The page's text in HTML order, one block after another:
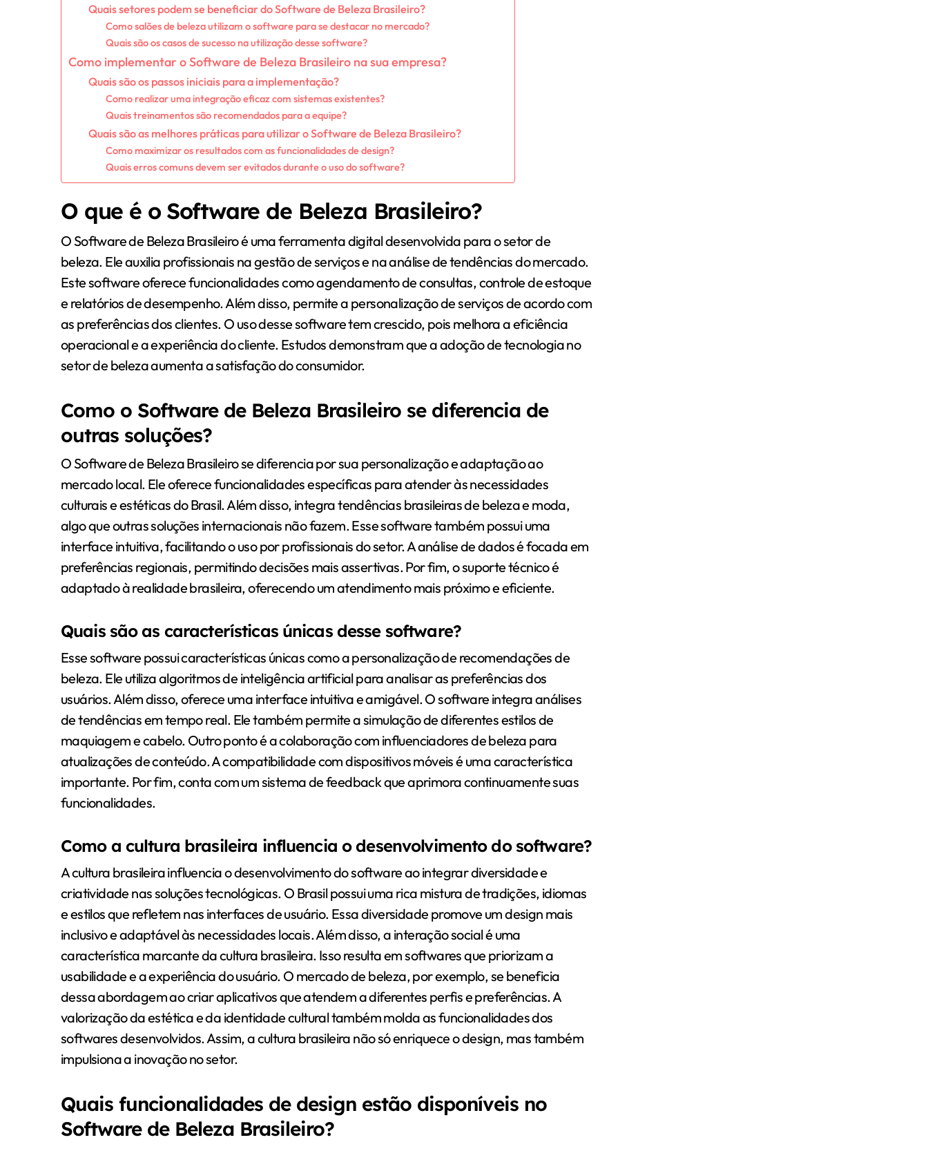
Quais setores podem se beneficiar do Software de Beleza Brasileiro?
Como salões de beleza utilizam o software para se destacar no mercado?
Quais são os casos de sucesso na utilização desse software?
Como implementar o Software de Beleza Brasileiro na sua empresa?
Quais são os passos iniciais para a implementação?
Como realizar uma integração eficaz com sistemas existentes?
Quais treinamentos são recomendados para a equipe?
Quais são as melhores práticas para utilizar o Software de Beleza Brasileiro?
Como maximizar os resultados com as funcionalidades de design?
Quais erros comuns devem ser evitados durante o uso do software?
O que é o Software de Beleza Brasileiro?
O Software de Beleza Brasileiro é uma ferramenta digital desenvolvida para o setor de
beleza. Ele auxilia profissionais na gestão de serviços e na análise de tendências do mercado.
Este software oferece funcionalidades como agendamento de consultas, controle de estoque
e relatórios de desempenho. Além disso, permite a personalização de serviços de acordo com
as preferências dos clientes. O uso desse software tem crescido, pois melhora a eficiência
operacional e a experiência do cliente. Estudos demonstram que a adoção de tecnologia no
setor de beleza aumenta a satisfação do consumidor.
Como o Software de Beleza Brasileiro se diferencia de
outras soluções?
O Software de Beleza Brasileiro se diferencia por sua personalização e adaptação ao
mercado local. Ele oferece funcionalidades específicas para atender às necessidades
culturais e estéticas do Brasil. Além disso, integra tendências brasileiras de beleza e moda,
algo que outras soluções internacionais não fazem. Esse software também possui uma
interface intuitiva, facilitando o uso por profissionais do setor. A análise de dados é focada em
preferências regionais, permitindo decisões mais assertivas. Por fim, o suporte técnico é
adaptado à realidade brasileira, oferecendo um atendimento mais próximo e eficiente.
Quais são as características únicas desse software?
Esse software possui características únicas como a personalização de recomendações de
beleza. Ele utiliza algoritmos de inteligência artificial para analisar as preferências dos
usuários. Além disso, oferece uma interface intuitiva e amigável. O software integra análises
de tendências em tempo real. Ele também permite a simulação de diferentes estilos de
maquiagem e cabelo. Outro ponto é a colaboração com influenciadores de beleza para
atualizações de conteúdo. A compatibilidade com dispositivos móveis é uma característica
importante. Por fim, conta com um sistema de feedback que aprimora continuamente suas
funcionalidades.
Como a cultura brasileira influencia o desenvolvimento do software?
A cultura brasileira influencia o desenvolvimento do software ao integrar diversidade e
criatividade nas soluções tecnológicas. O Brasil possui uma rica mistura de tradições, idiomas
e estilos que refletem nas interfaces de usuário. Essa diversidade promove um design mais
inclusivo e adaptável às necessidades locais. Além disso, a interação social é uma
característica marcante da cultura brasileira. Isso resulta em softwares que priorizam a
usabilidade e a experiência do usuário. O mercado de beleza, por exemplo, se beneficia
dessa abordagem ao criar aplicativos que atendem a diferentes perfis e preferências. A
valorização da estética e da identidade cultural também molda as funcionalidades dos
softwares desenvolvidos. Assim, a cultura brasileira não só enriquece o design, mas também
impulsiona a inovação no setor.
Quais funcionalidades de design estão disponíveis no
Software de Beleza Brasileiro?